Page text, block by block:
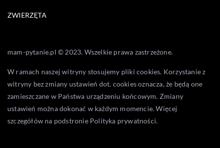
ZWIERZĘTA
mam-pytanie.pl © 2023. Wszelkie prawa zastrzeżone.
W ramach naszej witryny stosujemy pliki cookies. Korzystanie z
witryny bez zmiany ustawień dot. cookies oznacza, że będą one
zamieszczane w Państwa urządzeniu końcowym. Zmiany
ustawień można dokonać w każdym momencie. Więcej
szczegółów na podstronie Polityka prywatności.